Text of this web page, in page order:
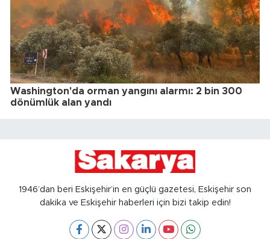
Washington'da orman yangını alarmı: 2 bin 300
dönümlük alan yandı
1946’dan beri Eskişehir’in en güçlü gazetesi, Eskişehir son
dakika ve Eskişehir haberleri için bizi takip edin!